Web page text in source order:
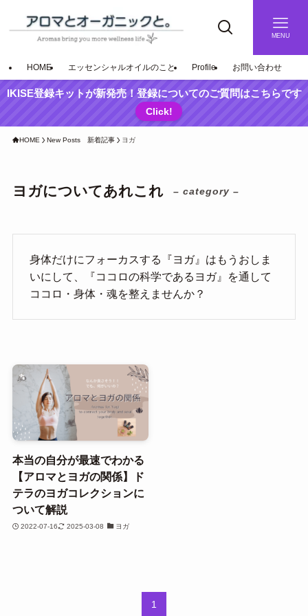
MENU
HOME エッセンシャルオイルのこと Profile お問い合わせ
IKISE登録キットが新発売！登録についてのご質問はこちらです
Click!
HOME New Posts 新着記事 ヨガ
ヨガについてあれこれ – category –
身体だけにフォーカスする『ヨガ』はもうおしま
いにして、『ココロの科学であるヨガ』を通して
ココロ・身体・魂を整えませんか？
本当の自分が最速でわかる
【アロマとヨガの関係】ド
テラのヨガコレクションに
ついて解説
2022-07-16 2025-03-08 ヨガ
1